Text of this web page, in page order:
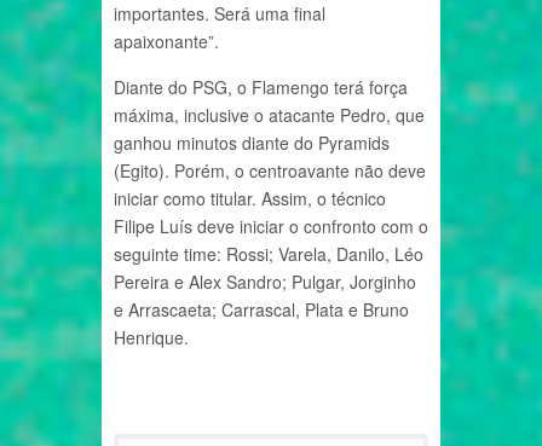
importantes. Será uma final
apaixonante”.
Diante do PSG, o Flamengo terá força
máxima, inclusive o atacante Pedro, que
ganhou minutos diante do Pyramids
(Egito). Porém, o centroavante não deve
iniciar como titular. Assim, o técnico
Filipe Luís deve iniciar o confronto com o
seguinte time: Rossi; Varela, Danilo, Léo
Pereira e Alex Sandro; Pulgar, Jorginho
e Arrascaeta; Carrascal, Plata e Bruno
Henrique.